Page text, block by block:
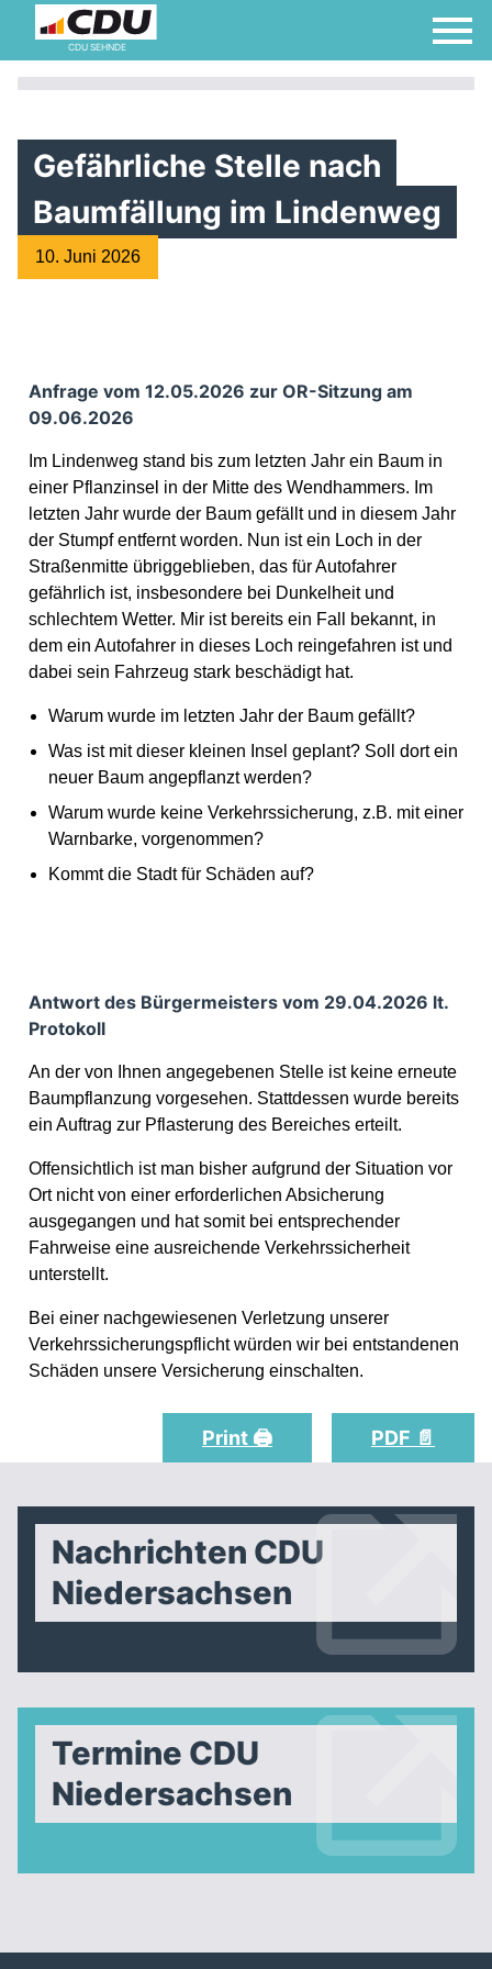
CDU SEHNDE
Gefährliche Stelle nach
Baumfällung im Lindenweg
10. Juni 2026
Anfrage vom 12.05.2026 zur OR-Sitzung am
09.06.2026
Im Lindenweg stand bis zum letzten Jahr ein Baum in
einer Pflanzinsel in der Mitte des Wendhammers. Im
letzten Jahr wurde der Baum gefällt und in diesem Jahr
der Stumpf entfernt worden. Nun ist ein Loch in der
Straßenmitte übriggeblieben, das für Autofahrer
gefährlich ist, insbesondere bei Dunkelheit und
schlechtem Wetter. Mir ist bereits ein Fall bekannt, in
dem ein Autofahrer in dieses Loch reingefahren ist und
dabei sein Fahrzeug stark beschädigt hat.
Warum wurde im letzten Jahr der Baum gefällt?
Was ist mit dieser kleinen Insel geplant? Soll dort ein
neuer Baum angepflanzt werden?
Warum wurde keine Verkehrssicherung, z.B. mit einer
Warnbarke, vorgenommen?
Kommt die Stadt für Schäden auf?
Antwort des Bürgermeisters vom 29.04.2026 lt.
Protokoll
An der von Ihnen angegebenen Stelle ist keine erneute
Baumpflanzung vorgesehen. Stattdessen wurde bereits
ein Auftrag zur Pflasterung des Bereiches erteilt.
Offensichtlich ist man bisher aufgrund der Situation vor
Ort nicht von einer erforderlichen Absicherung
ausgegangen und hat somit bei entsprechender
Fahrweise eine ausreichende Verkehrssicherheit
unterstellt.
Bei einer nachgewiesenen Verletzung unserer
Verkehrssicherungspflicht würden wir bei entstandenen
Schäden unsere Versicherung einschalten.
Print 🖨 PDF 📄
Nachrichten CDU
Niedersachsen
Termine CDU
Niedersachsen